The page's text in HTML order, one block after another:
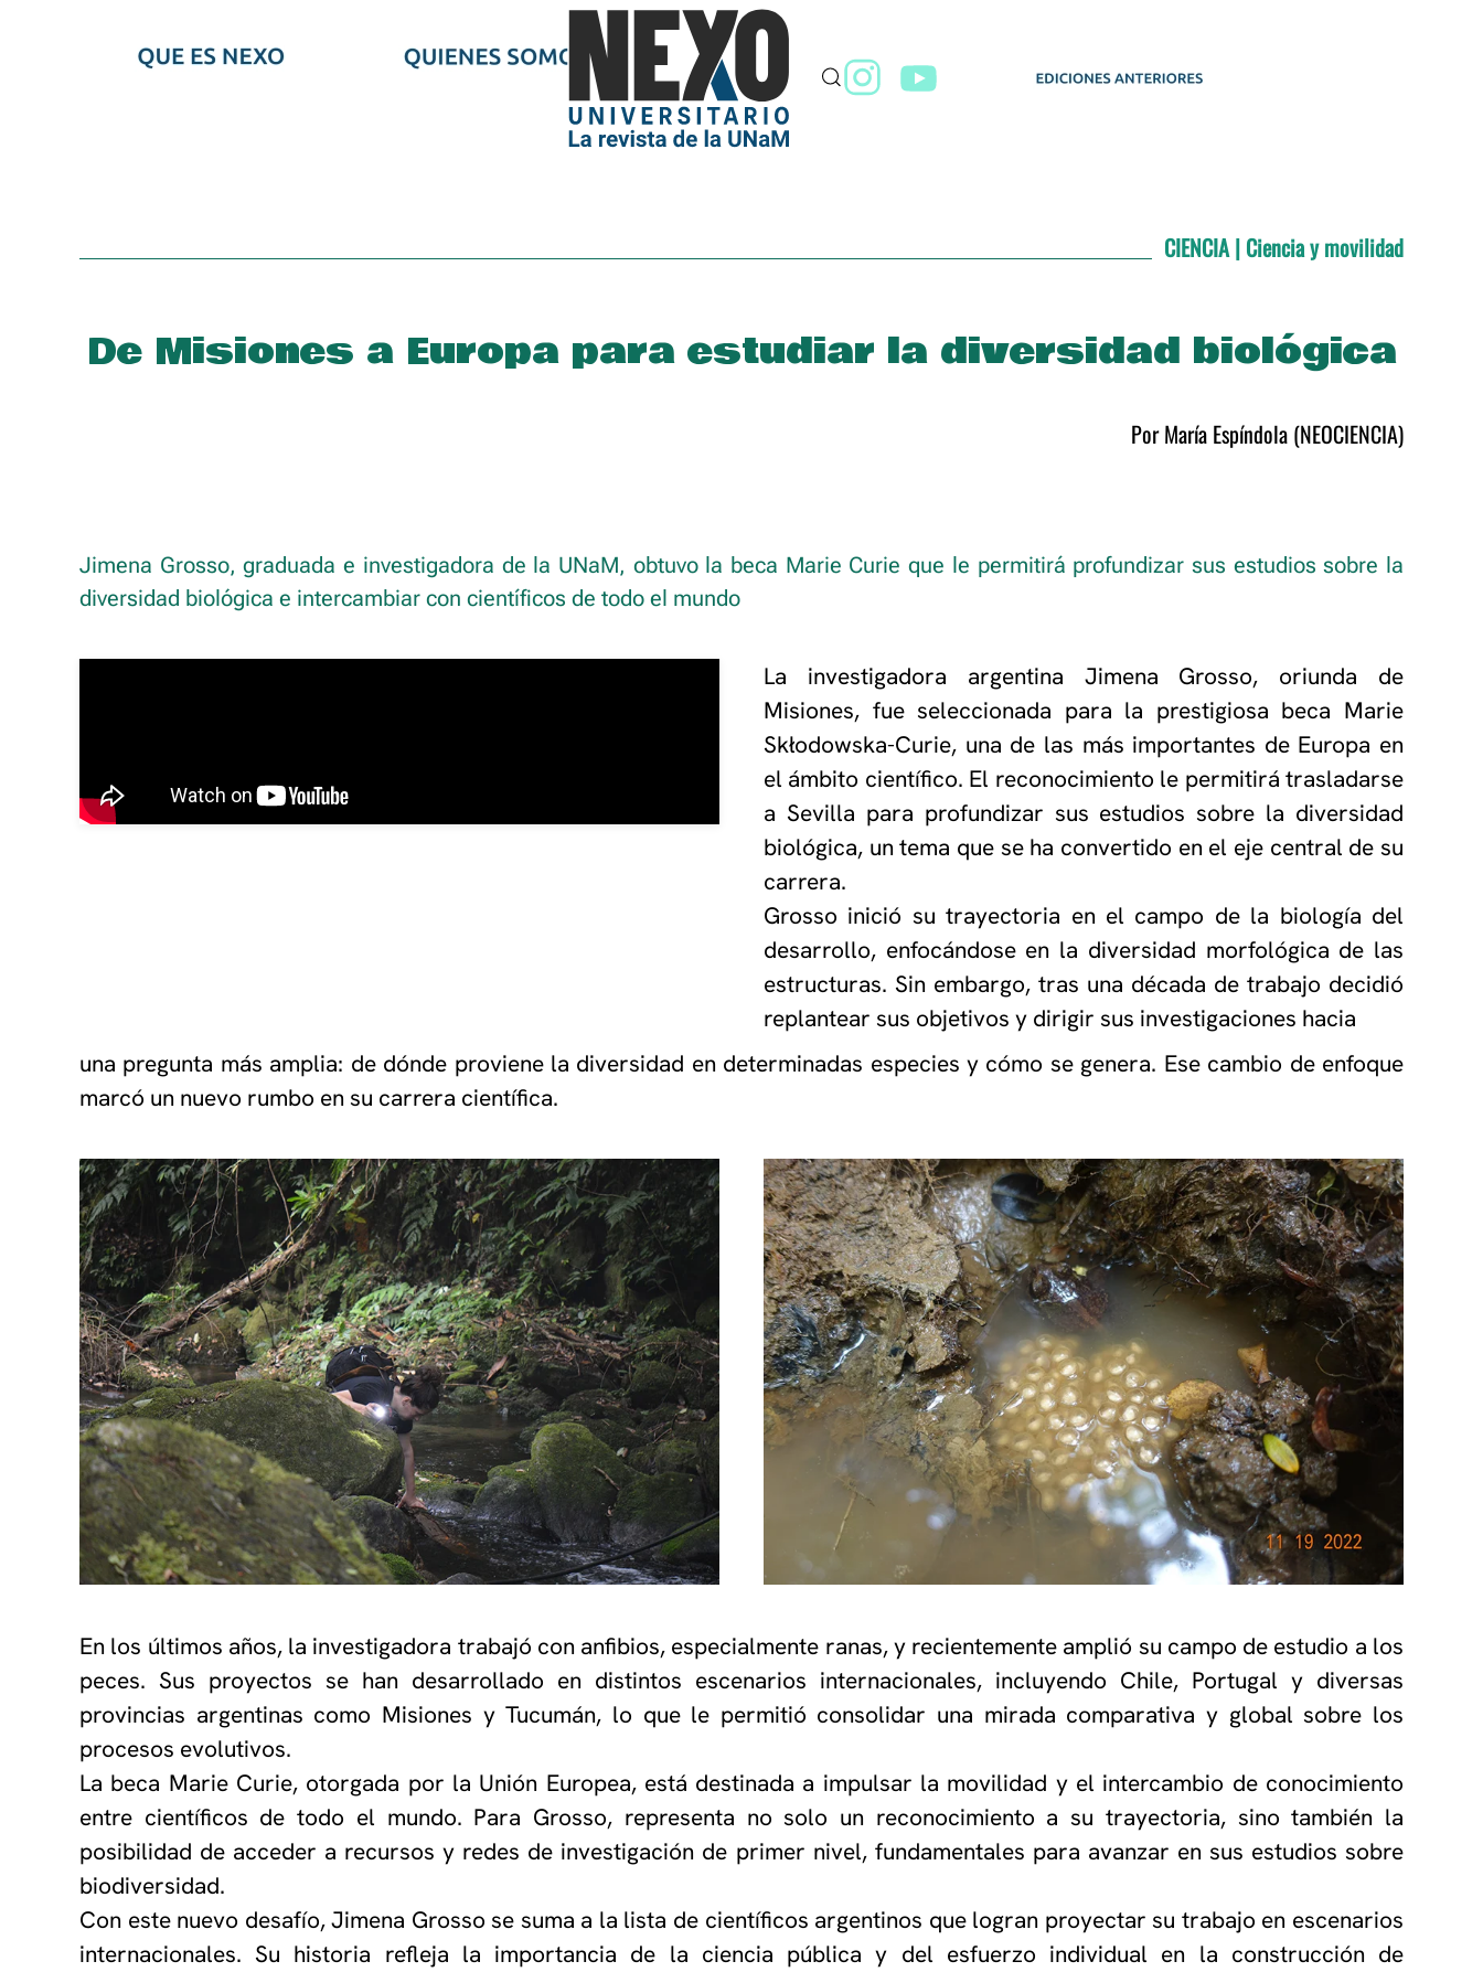
Skip to main content
CIENCIA | Ciencia y movilidad
De Misiones a Europa para estudiar la diversidad biológica
Por María Espíndola (NEOCIENCIA)
Jimena Grosso, graduada e investigadora de la UNaM, obtuvo la beca Marie Curie que le permitirá profundizar sus estudios sobre la
diversidad biológica e intercambiar con científicos de todo el mundo
La investigadora argentina Jimena Grosso, oriunda de
Misiones, fue seleccionada para la prestigiosa beca Marie
Skłodowska-Curie, una de las más importantes de Europa en
el ámbito científico. El reconocimiento le permitirá trasladarse
a Sevilla para profundizar sus estudios sobre la diversidad
biológica, un tema que se ha convertido en el eje central de su
carrera.
Grosso inició su trayectoria en el campo de la biología del
desarrollo, enfocándose en la diversidad morfológica de las
estructuras. Sin embargo, tras una década de trabajo decidió
replantear sus objetivos y dirigir sus investigaciones hacia
una pregunta más amplia: de dónde proviene la diversidad en determinadas especies y cómo se genera. Ese cambio de enfoque
marcó un nuevo rumbo en su carrera científica.
En los últimos años, la investigadora trabajó con anfibios, especialmente ranas, y recientemente amplió su campo de estudio a los
peces. Sus proyectos se han desarrollado en distintos escenarios internacionales, incluyendo Chile, Portugal y diversas
provincias argentinas como Misiones y Tucumán, lo que le permitió consolidar una mirada comparativa y global sobre los
procesos evolutivos.
La beca Marie Curie, otorgada por la Unión Europea, está destinada a impulsar la movilidad y el intercambio de conocimiento
entre científicos de todo el mundo. Para Grosso, representa no solo un reconocimiento a su trayectoria, sino también la
posibilidad de acceder a recursos y redes de investigación de primer nivel, fundamentales para avanzar en sus estudios sobre
biodiversidad.
Con este nuevo desafío, Jimena Grosso se suma a la lista de científicos argentinos que logran proyectar su trabajo en escenarios
internacionales. Su historia refleja la importancia de la ciencia pública y del esfuerzo individual en la construcción de